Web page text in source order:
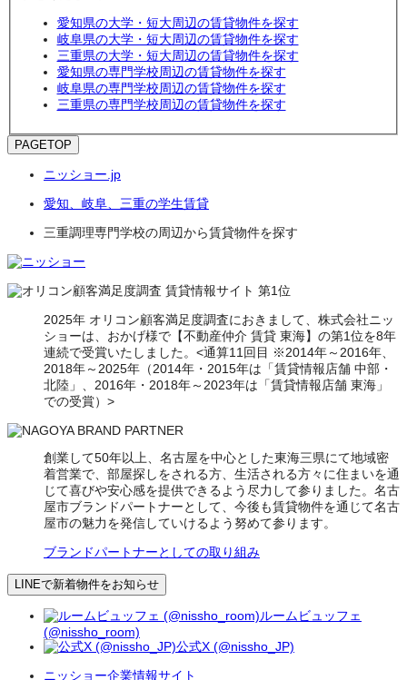
愛知県の大学・短大周辺の賃貸物件を探す
岐阜県の大学・短大周辺の賃貸物件を探す
三重県の大学・短大周辺の賃貸物件を探す
愛知県の専門学校周辺の賃貸物件を探す
岐阜県の専門学校周辺の賃貸物件を探す
三重県の専門学校周辺の賃貸物件を探す
PAGETOP
ニッショー.jp
愛知、岐阜、三重の学生賃貸
三重調理専門学校の周辺から賃貸物件を探す
2025年 オリコン顧客満足度調査におきまして、株式会社ニッ
ショーは、おかげ様で【不動産仲介 賃貸 東海】の第1位を8年
連続で受賞いたしました。<通算11回目 ※2014年～2016年、
2018年～2025年（2014年・2015年は「賃貸情報店舗 中部・
北陸」、2016年・2018年～2023年は「賃貸情報店舗 東海」
での受賞）>
創業して50年以上、名古屋を中心とした東海三県にて地域密
着営業で、部屋探しをされる方、生活される方々に住まいを通
じて喜びや安心感を提供できるよう尽力して参りました。名古
屋市ブランドパートナーとして、今後も賃貸物件を通じて名古
屋市の魅力を発信していけるよう努めて参ります。
ブランドパートナーとしての取り組み
LINEで新着物件をお知らせ
ルームビュッフェ
(@nissho_room)
公式X (@nissho_JP)
ニッショー企業情報サイト